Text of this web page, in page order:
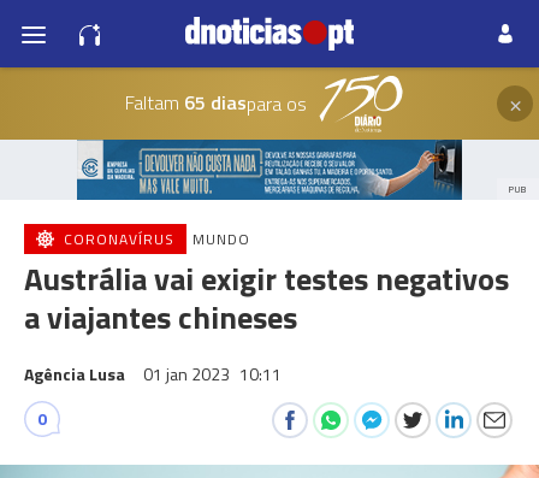
Faltam 65 diaspara os ×
PUB
CORONAVÍRUS MUNDO
Austrália vai exigir testes negativos
a viajantes chineses
Agência Lusa 01 jan 2023 10:11
0